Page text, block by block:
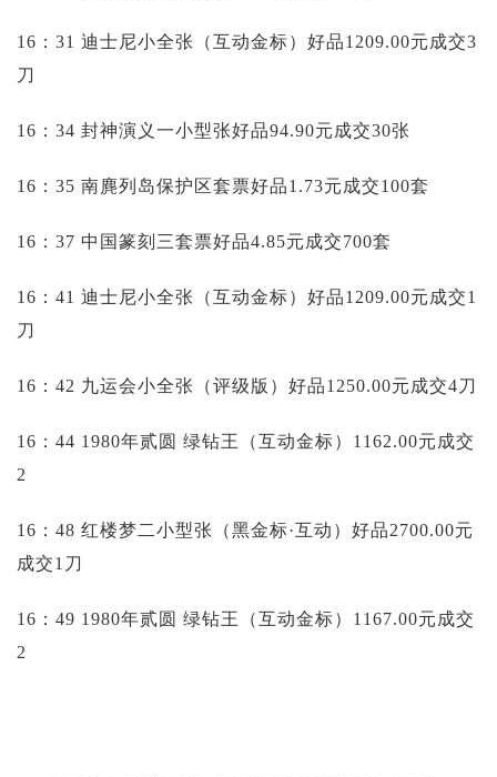
16：31 迪士尼小全张（互动金标）好品1209.00元成交3
刀
16：34 封神演义一小型张好品94.90元成交30张
16：35 南麂列岛保护区套票好品1.73元成交100套
16：37 中国篆刻三套票好品4.85元成交700套
16：41 迪士尼小全张（互动金标）好品1209.00元成交1
刀
16：42 九运会小全张（评级版）好品1250.00元成交4刀
16：44 1980年贰圆 绿钻王（互动金标）1162.00元成交
2
16：48 红楼梦二小型张（黑金标·互动）好品2700.00元
成交1刀
16：49 1980年贰圆 绿钻王（互动金标）1167.00元成交
2